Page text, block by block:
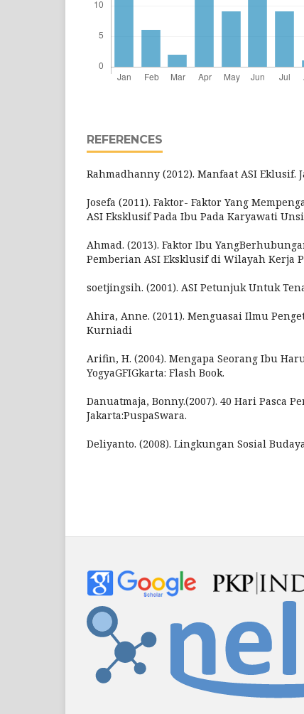
REFERENCES
Rahmadhanny (2012). Manfaat ASI Eklusif.
Josefa (2011). Faktor- Faktor Yang
ASI Eksklusif Pada Ibu Pada Karyawati
Ahmad. (2013). Faktor Ibu
Pemberian ASI Eksklusif di Wilayah Kerja
soetjingsih. (2001). ASI Petunjuk Untuk
Ahira, Anne. (2011). Menguasai Ilmu
Kurniadi
Arifin, H. (2004). Mengapa Seorang Ibu
YogyaGFIGkarta: Flash Book.
Danuatmaja, Bonny.(2007). 40 Hari Pasca
Jakarta:PuspaSwara.
Deliyanto. (2008). Lingkungan Sosial